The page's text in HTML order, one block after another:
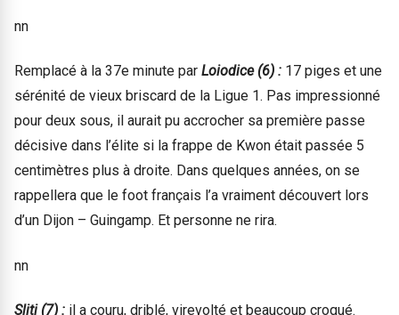
nn
Remplacé à la 37e minute par Loiodice (6) : 17 piges et une
sérénité de vieux briscard de la Ligue 1. Pas impressionné
pour deux sous, il aurait pu accrocher sa première passe
décisive dans l’élite si la frappe de Kwon était passée 5
centimètres plus à droite. Dans quelques années, on se
rappellera que le foot français l’a vraiment découvert lors
d’un Dijon – Guingamp. Et personne ne rira.
nn
Sliti (7) : il a couru, driblé, virevolté et beaucoup croqué.